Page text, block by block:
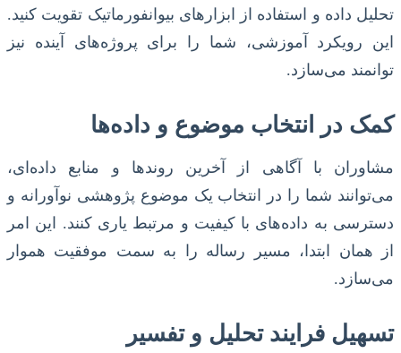
تحلیل داده و استفاده از ابزارهای بیوانفورماتیک تقویت کنید.
این رویکرد آموزشی، شما را برای پروژه‌های آینده نیز
توانمند می‌سازد.
کمک در انتخاب موضوع و داده‌ها
مشاوران با آگاهی از آخرین روندها و منابع داده‌ای،
می‌توانند شما را در انتخاب یک موضوع پژوهشی نوآورانه و
دسترسی به داده‌های با کیفیت و مرتبط یاری کنند. این امر
از همان ابتدا، مسیر رساله را به سمت موفقیت هموار
می‌سازد.
تسهیل فرایند تحلیل و تفسیر